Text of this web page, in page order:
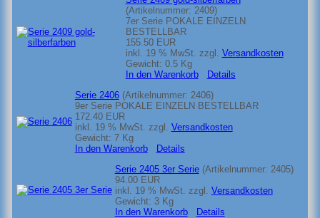
(Artikelnummer: 2409)
7er Serie POKALE EINZELN
BESTELLBAR
155.50 EUR
inkl. 19 % MwSt. zzgl. Versandkosten
Gewicht: 0.5 Kg
In den Warenkorb
Details
Serie 2406 (Artikelnummer: 2406)
9er Serie POKALE EINZELN BESTELLBAR
172.40 EUR
inkl. 19 % MwSt. zzgl. Versandkosten
Gewicht: 7 Kg
In den Warenkorb
Details
Serie 2405 3er Serie (Artikelnummer: 2405)
94.00 EUR
inkl. 19 % MwSt. zzgl. Versandkosten
Gewicht: 3 Kg
In den Warenkorb
Details